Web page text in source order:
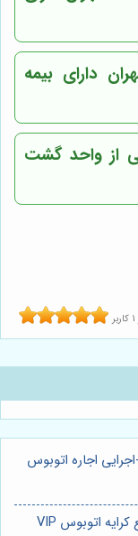
دارای بیمه
ازواحد گشت
1 کاربر
اجاره اتوبوس
⭐️ اتوبوس دربستی تهران: راهنمای جامع کرایه اتوبوس VIP